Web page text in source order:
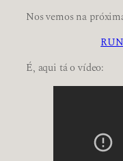
Nos vemos na
É, aqui tá o vídeo: